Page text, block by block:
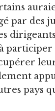
par des
pays